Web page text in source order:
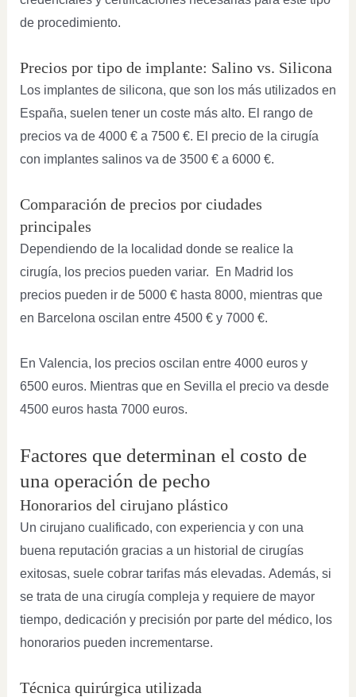
de procedimiento.
Precios por tipo de implante: Salino vs. Silicona
Los implantes de silicona, que son los más utilizados en
España, suelen tener un coste más alto. El rango de
precios va de 4000 € a 7500 €. El precio de la cirugía
con implantes salinos va de 3500 € a 6000 €.
Comparación de precios por ciudades
principales
Dependiendo de la localidad donde se realice la
cirugía, los precios pueden variar. En Madrid los
precios pueden ir de 5000 € hasta 8000, mientras que
en Barcelona oscilan entre 4500 € y 7000 €.
En Valencia, los precios oscilan entre 4000 euros y
6500 euros. Mientras que en Sevilla el precio va desde
4500 euros hasta 7000 euros.
Factores que determinan el costo de
una operación de pecho
Honorarios del cirujano plástico
Un cirujano cualificado, con experiencia y con una
buena reputación gracias a un historial de cirugías
exitosas, suele cobrar tarifas más elevadas. Además, si
se trata de una cirugía compleja y requiere de mayor
tiempo, dedicación y precisión por parte del médico, los
honorarios pueden incrementarse.
Técnica quirúrgica utilizada